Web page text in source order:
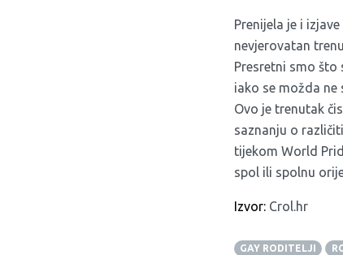
Prenijela je i
nevjerovatan
Presretni smo što
iako se možda ne
Ovo je trenutak
saznanju o
tijekom World
spol ili spolnu
Izvor: Crol.hr
GAY RODITELJI